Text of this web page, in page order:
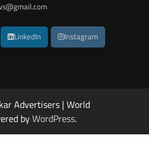
LinkedIn Instagram
Advertisers | World
byWordPress.